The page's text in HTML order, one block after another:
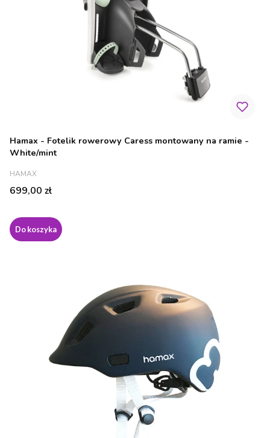
Hamax - Fotelik rowerowy Caress montowany na ramie -
White/mint
PRODUCENT
HAMAX
Cena
699,00 zł
Do koszyka